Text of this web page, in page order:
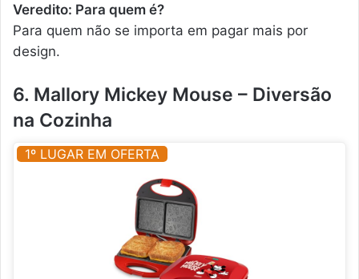
Veredito: Para quem é?
Para quem não se importa em pagar mais por
design.
6. Mallory Mickey Mouse – Diversão
na Cozinha
1º LUGAR EM OFERTA